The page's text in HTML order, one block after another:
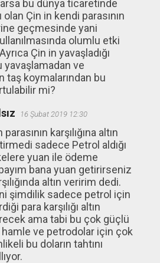
bu dünya ticaretinde
olan Çin in kendi parasının
geçmesinde yani
olumlu etki
Çin in yavaşladığı
yavaşlamadan ve
taş koymalarından bu
mi?
16 Şubat 2019 12:30
parasının karşılığına altın
sadece Petrol aldığı
yuan ile ödeme
bana yuan getirirseniz
altın veririm dedi.
şimdilik sadece petrol için
para karşılığı altın
ama tabi bu çok güçlü
hamle ve petrodolar için çok
bu doların tahtını